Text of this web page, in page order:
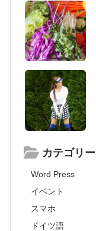
カテゴリー
Word Press
イベント
スマホ
ドイツ語